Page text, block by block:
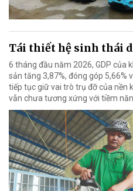
Tái thiết hệ sinh thái
6 tháng đầu năm 2026, GDP của
sản tăng 3,87%, đóng góp 5,66%
tiếp tục giữ vai trò trụ đỡ của nền
vẫn chưa tương xứng với tiềm